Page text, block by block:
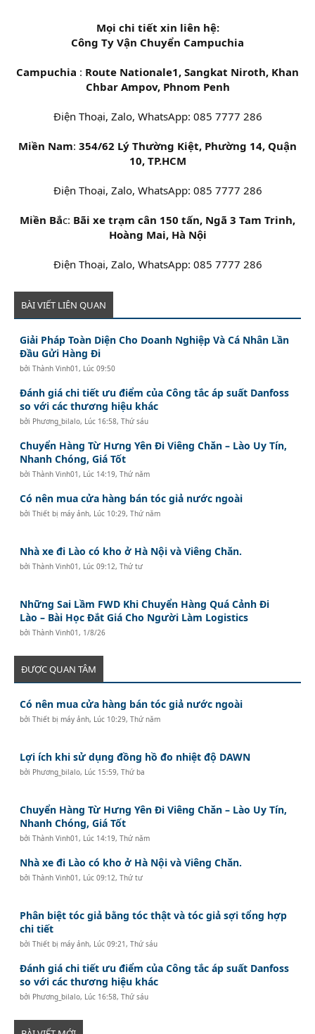
Mọi chi tiết xin liên hệ:
Công Ty Vận Chuyển Campuchia
Campuchia : Route Nationale1, Sangkat Niroth, Khan
Chbar Ampov, Phnom Penh
Điện Thoại, Zalo, WhatsApp: 085 7777 286
Miền Nam: 354/62 Lý Thường Kiệt, Phường 14, Quận
10, TP.HCM
Điện Thoại, Zalo, WhatsApp: 085 7777 286
Miền Bắc: Bãi xe trạm cân 150 tấn, Ngã 3 Tam Trinh,
Hoàng Mai, Hà Nội
Điện Thoại, Zalo, WhatsApp: 085 7777 286​
BÀI VIẾT LIÊN QUAN
Giải Pháp Toàn Diện Cho Doanh Nghiệp Và Cá Nhân Lần
Đầu Gửi Hàng Đi
bởiThành Vinh01 , Lúc 09:50
Đánh giá chi tiết ưu điểm của Công tắc áp suất Danfoss
so với các thương hiệu khác
bởi Phương_bilalo, Lúc 16:58, Thứ sáu
Chuyển Hàng Từ Hưng Yên Đi Viêng Chăn – Lào Uy Tín,
Nhanh Chóng, Giá Tốt
bởiThành Vinh01 , Lúc 14:19, Thứ năm
Có nên mua cửa hàng bán tóc giả nước ngoài
bởiThiết bị máy ảnh, Lúc 10:29, Thứ năm
Nhà xe đi Lào có kho ở Hà Nội và Viêng Chăn.
bởiThành Vinh01 , Lúc 09:12, Thứ tư
Những Sai Lầm FWD Khi Chuyển Hàng Quá Cảnh Đi
Lào – Bài Học Đắt Giá Cho Người Làm Logistics
bởiThành Vinh01 , 1/8/26
ĐƯỢC QUAN TÂM
Có nên mua cửa hàng bán tóc giả nước ngoài
bởiThiết bị máy ảnh, Lúc 10:29, Thứ năm
Lợi ích khi sử dụng đồng hồ đo nhiệt độ DAWN
bởi Phương_bilalo, Lúc 15:59, Thứ ba
Chuyển Hàng Từ Hưng Yên Đi Viêng Chăn – Lào Uy Tín,
Nhanh Chóng, Giá Tốt
bởiThành Vinh01 , Lúc 14:19, Thứ năm
Nhà xe đi Lào có kho ở Hà Nội và Viêng Chăn.
bởiThành Vinh01 , Lúc 09:12, Thứ tư
Phân biệt tóc giả bằng tóc thật và tóc giả sợi tổng hợp
chi tiết
bởiThiết bị máy ảnh, Lúc 09:21, Thứ sáu
Đánh giá chi tiết ưu điểm của Công tắc áp suất Danfoss
so với các thương hiệu khác
bởi Phương_bilalo, Lúc 16:58, Thứ sáu